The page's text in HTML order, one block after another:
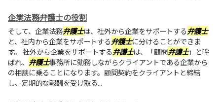
企業法務弁護士の役割
そして、企業法務弁護士は、社外から企業をサポートする弁護士
と、社内から企業をサポートする弁護士に分けることができま
す。 社外から企業をサポートする弁護士は、「顧問弁護士」と呼
ばれ、 弁護士事務所に勤務しながらクライアントである企業から
の相談に乗ることになります。顧問契約をクライアントと締結
し、定期的な報酬を受け取る...